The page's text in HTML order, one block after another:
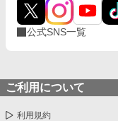
公式SNS一覧
ご利用について
利用規約